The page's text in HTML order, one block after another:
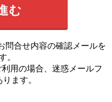
問合せ内容の確認メールを
。
用の場合、迷惑メールフ
ます。